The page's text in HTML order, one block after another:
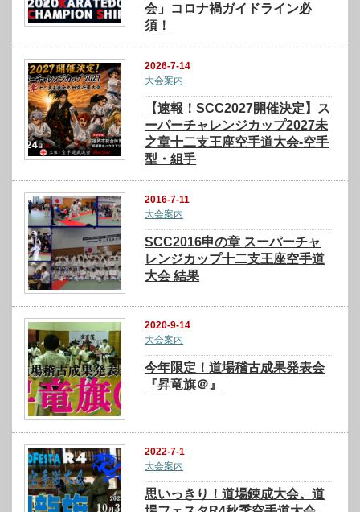
会」コロナ禍ガイドライン必
須！
2026-7-14
大会案内
【速報！SCC2027開催決定】ス
ーパーチャレンジカップ2027未
之章十二支王座空手道大会-空手
型・組手
2016-7-11
大会案内
SCC2016申の章 スーパーチャ
レンジカップ十二支王座空手道
大会 結果
2020-9-14
大会案内
今年限定！道場稽古成果発表会
『昇竜旗＠』
2022-7-1
大会案内
思いっきり！道場錬成大会。道